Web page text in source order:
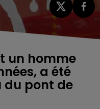
un homme
a été
du pont de